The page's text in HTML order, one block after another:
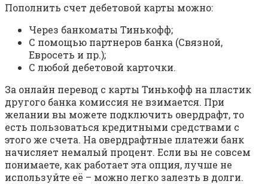
Пополнить счет дебетовой карты можно:
Через банкоматы Тинькофф;
С помощью партнеров банка (Связной,
Евросеть и пр.);
С любой дебетовой карточки.
За онлайн перевод с карты Тинькофф на пластик
другого банка комиссия не взимается. При
желании вы можете подключить овердрафт, то
есть пользоваться кредитными средствами с
этого же счета. На овердрафтные платежи банк
начисляет немалый процент. Если вы не совсем
понимаете, как работает эта опция, лучше не
используйте её – можно легко залезть в долги.